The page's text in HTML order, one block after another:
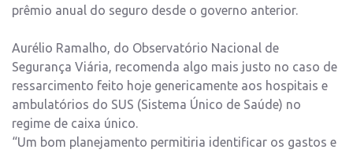
prêmio anual do seguro desde o governo anterior.
Aurélio Ramalho, do Observatório Nacional de
Segurança Viária, recomenda algo mais justo no caso de
ressarcimento feito hoje genericamente aos hospitais e
ambulatórios do SUS (Sistema Único de Saúde) no
regime de caixa único.
“Um bom planejamento permitiria identificar os gastos e